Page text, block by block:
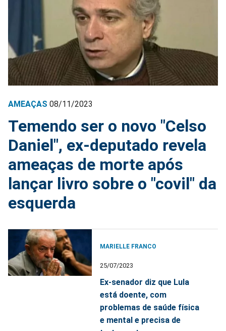
AMEAÇAS 08/11/2023
Temendo ser o novo "Celso
Daniel", ex-deputado revela
ameaças de morte após
lançar livro sobre o "covil" da
esquerda
MARIELLE FRANCO
25/07/2023
Ex-senador diz que Lula
está doente, com
problemas de saúde física
e mental e precisa de